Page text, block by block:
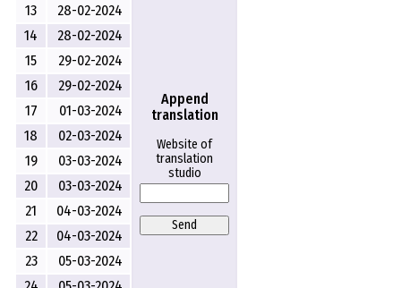
Append
translation
Website of
translation
studio
Send
13
28-02-2024
14
28-02-2024
15
29-02-2024
16
29-02-2024
17
01-03-2024
18
02-03-2024
19
03-03-2024
20
03-03-2024
21
04-03-2024
22
04-03-2024
23
05-03-2024